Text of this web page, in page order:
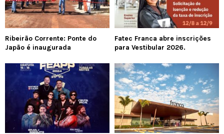
Ribeirão Corrente: Ponte do
Japão é inaugurada
Fatec Franca abre inscrições
para Vestibular 2026.